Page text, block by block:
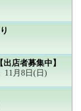
店者募集中】
11月8日(日)